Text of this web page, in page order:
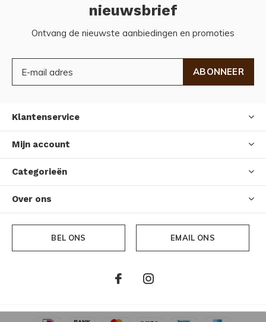
nieuwsbrief
Ontvang de nieuwste aanbiedingen en promoties
ABONNEER
Klantenservice
Mijn account
Categorieën
Over ons
BEL ONS EMAIL ONS